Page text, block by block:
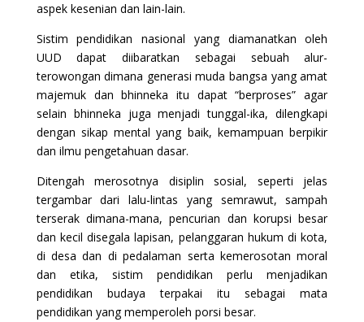
aspek kesenian dan lain-lain.
Sistim pendidikan nasional yang diamanatkan oleh
UUD dapat diibaratkan sebagai sebuah alur-
terowongan dimana generasi muda bangsa yang amat
majemuk dan bhinneka itu dapat “berproses” agar
selain bhinneka juga menjadi tunggal-ika, dilengkapi
dengan sikap mental yang baik, kemampuan berpikir
dan ilmu pengetahuan dasar.
Ditengah merosotnya disiplin sosial, seperti jelas
tergambar dari lalu-lintas yang semrawut, sampah
terserak dimana-mana, pencurian dan korupsi besar
dan kecil disegala lapisan, pelanggaran hukum di kota,
di desa dan di pedalaman serta kemerosotan moral
dan etika, sistim pendidikan perlu menjadikan
pendidikan budaya terpakai itu sebagai mata
pendidikan yang memperoleh porsi besar.